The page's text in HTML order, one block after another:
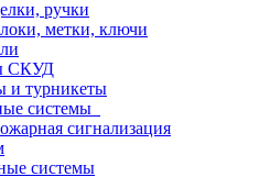
ручки
метки, ключи
СКУД
и турникеты
системы
сигнализация
системы